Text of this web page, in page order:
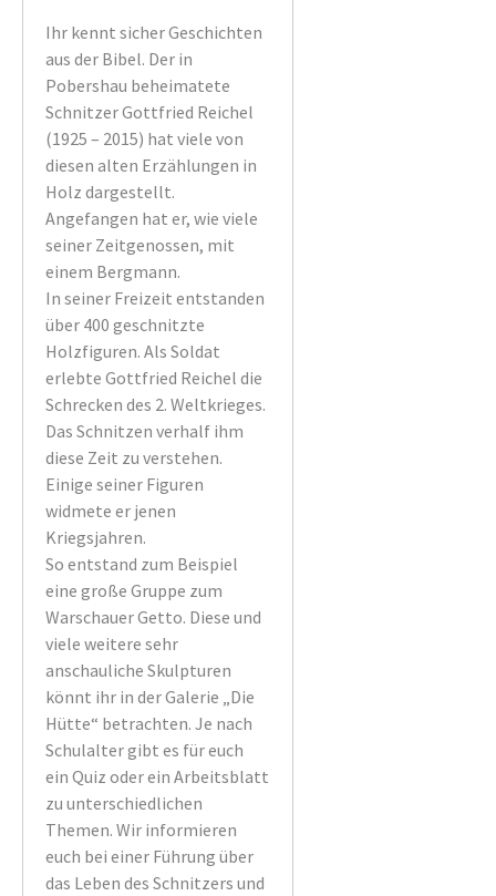
Ihr kennt sicher Geschichten
aus der Bibel. Der in
Pobershau beheimatete
Schnitzer Gottfried Reichel
(1925 – 2015) hat viele von
diesen alten Erzählungen in
Holz dargestellt.
Angefangen hat er, wie viele
seiner Zeitgenossen, mit
einem Bergmann.
In seiner Freizeit entstanden
über 400 geschnitzte
Holzfiguren. Als Soldat
erlebte Gottfried Reichel die
Schrecken des 2. Weltkrieges.
Das Schnitzen verhalf ihm
diese Zeit zu verstehen.
Einige seiner Figuren
widmete er jenen
Kriegsjahren.
So entstand zum Beispiel
eine große Gruppe zum
Warschauer Getto. Diese und
viele weitere sehr
anschauliche Skulpturen
könnt ihr in der Galerie „Die
Hütte“ betrachten. Je nach
Schulalter gibt es für euch
ein Quiz oder ein Arbeitsblatt
zu unterschiedlichen
Themen. Wir informieren
euch bei einer Führung über
das Leben des Schnitzers und